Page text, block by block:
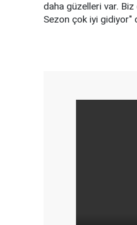
daha güzelleri var.
Sezon çok iyi gidiyor"